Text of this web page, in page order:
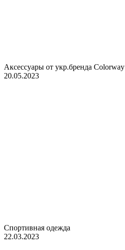
Аксессуары от укр.бренда Colorway
20.05.2023
Спортивная одежда
22.03.2023